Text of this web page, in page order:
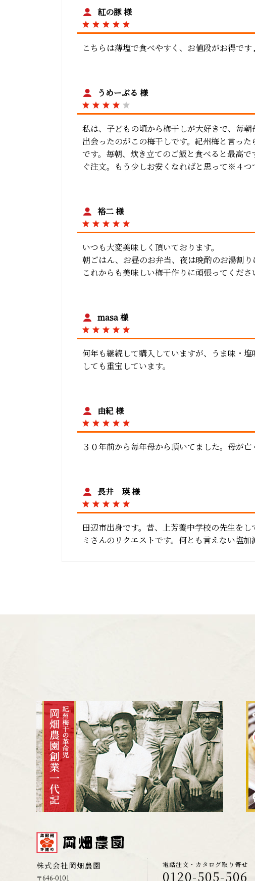
紅の豚 様
こちらは薄塩で食べやすく、お値段がお得で
うめーぶる 様
私は、子どもの頃から梅干しが大好きで、毎
出会ったのがこの梅干しです。紀州梅と言っ
です。毎朝、炊き立てのご飯と食べると最高
ぐ注文。もう少しお安くなればと思って※４つ
裕二 様
いつも大変美味しく頂いております。
朝ごはん、お昼のお弁当、夜は晩酌のお湯割り
これからも美味しい梅干作りに頑張ってくださ
masa 様
何年も継続して購入していますが、うま味・
しても重宝しています。
由紀 様
３０年前から毎年母から頂いてました。母が
長井 瑛 様
田辺市出身です。昔、上芳養中学校の先生を
ミさんのリクエストです。何とも言えない塩
株式会社岡畑農園
〒646-0101
電話注文・カタログ取り寄せ
0120-505-506